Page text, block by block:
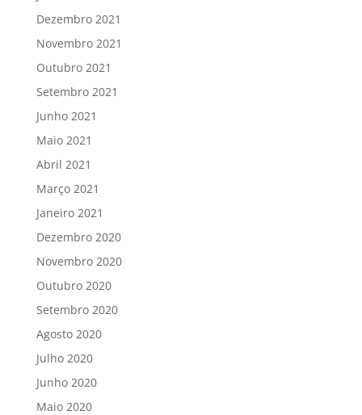
Dezembro 2021
Novembro 2021
Outubro 2021
Setembro 2021
Junho 2021
Maio 2021
Abril 2021
Março 2021
Janeiro 2021
Dezembro 2020
Novembro 2020
Outubro 2020
Setembro 2020
Agosto 2020
Julho 2020
Junho 2020
Maio 2020